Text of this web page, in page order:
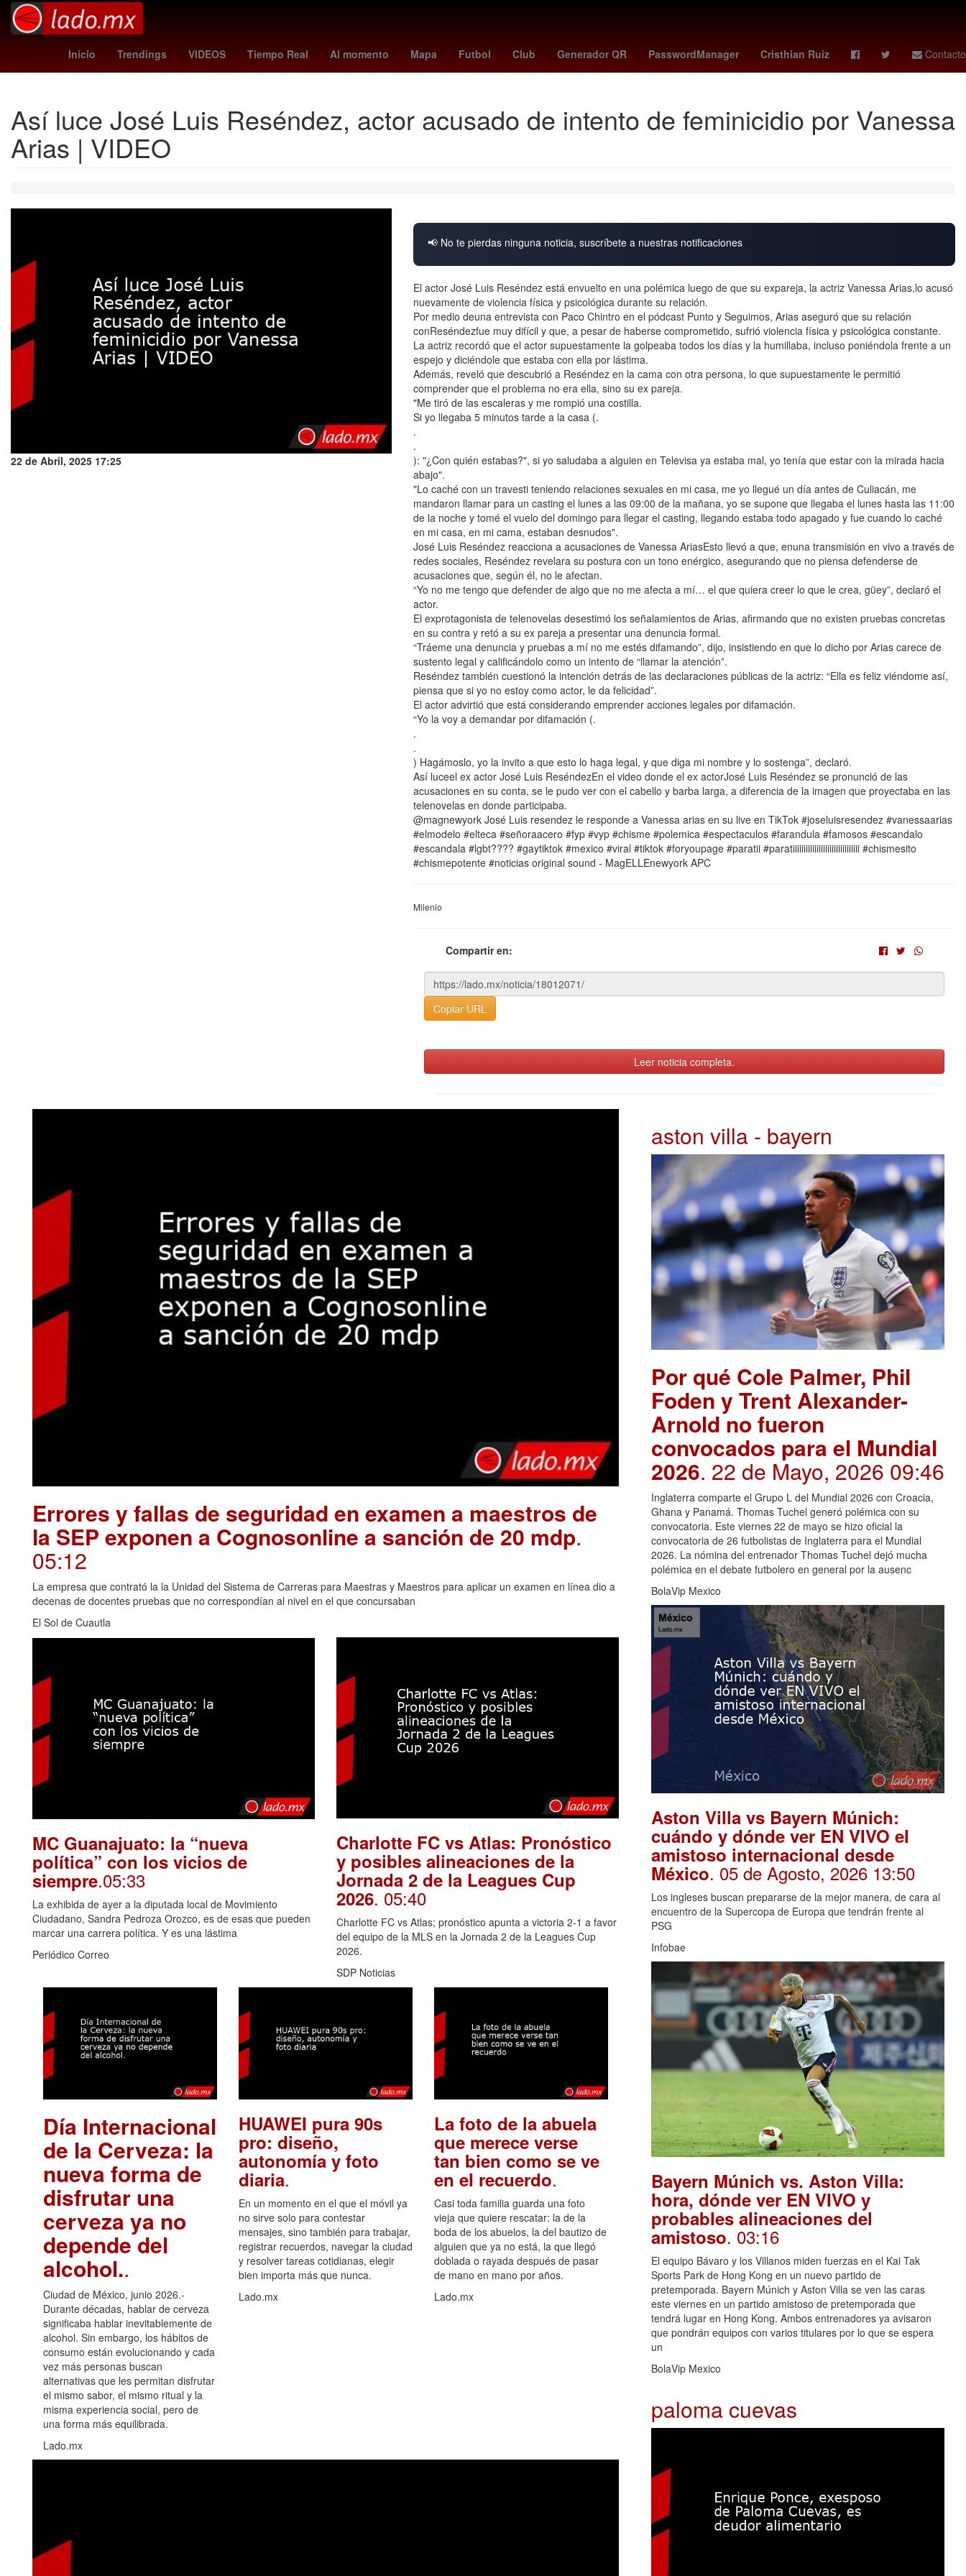
Inicio Trendings VIDEOS Tiempo Real Al momento Mapa Futbol Club Generador QR PasswordManager Cristhian Ruiz Contacto
Pau Gasol Ashley Grace Hanna Nicole Ha*Ash All-Star Game de la NBA John Gotti Tyus Jones Circuito de Zandvoort Owen Wilson
Así luce José Luis Reséndez, actor acusado de intento de feminicidio por Vanessa
Arias | VIDEO
22 de Abril, 2025 17:25
📢 No te pierdas ninguna noticia, suscríbete a nuestras notificaciones
El actor José Luis Reséndez está envuelto en una polémica luego de que su expareja, la actriz Vanessa Arias,lo acusó
nuevamente de violencia física y psicológica durante su relación.
Por medio deuna entrevista con Paco Chintro en el pódcast Punto y Seguimos, Arias aseguró que su relación
conReséndezfue muy difícil y que, a pesar de haberse comprometido, sufrió violencia física y psicológica constante.
La actriz recordó que el actor supuestamente la golpeaba todos los días y la humillaba, incluso poniéndola frente a un
espejo y diciéndole que estaba con ella por lástima.
Además, reveló que descubrió a Reséndez en la cama con otra persona, lo que supuestamente le permitió
comprender que el problema no era ella, sino su ex pareja.
"Me tiró de las escaleras y me rompió una costilla.
Si yo llegaba 5 minutos tarde a la casa (.
.
.
): "¿Con quién estabas?", si yo saludaba a alguien en Televisa ya estaba mal, yo tenía que estar con la mirada hacia
abajo".
"Lo caché con un travesti teniendo relaciones sexuales en mi casa, me yo llegué un día antes de Culiacán, me
mandaron llamar para un casting el lunes a las 09:00 de la mañana, yo se supone que llegaba el lunes hasta las 11:00
de la noche y tomé el vuelo del domingo para llegar el casting, llegando estaba todo apagado y fue cuando lo caché
en mi casa, en mi cama, estaban desnudos".
José Luis Reséndez reacciona a acusaciones de Vanessa AriasEsto llevó a que, enuna transmisión en vivo a través de
redes sociales, Reséndez revelara su postura con un tono enérgico, asegurando que no piensa defenderse de
acusaciones que, según él, no le afectan.
“Yo no me tengo que defender de algo que no me afecta a mí… el que quiera creer lo que le crea, güey”, declaró el
actor.
El exprotagonista de telenovelas desestimó los señalamientos de Arias, afirmando que no existen pruebas concretas
en su contra y retó a su ex pareja a presentar una denuncia formal.
“Tráeme una denuncia y pruebas a mí no me estés difamando”, dijo, insistiendo en que lo dicho por Arias carece de
sustento legal y calificándolo como un intento de “llamar la atención”.
Reséndez también cuestionó la intención detrás de las declaraciones públicas de la actriz: “Ella es feliz viéndome así,
piensa que si yo no estoy como actor, le da felicidad”.
El actor advirtió que está considerando emprender acciones legales por difamación.
“Yo la voy a demandar por difamación (.
.
.
) Hagámoslo, yo la invito a que esto lo haga legal, y que diga mi nombre y lo sostenga”, declaró.
Así luceel ex actor José Luis ReséndezEn el video donde el ex actorJosé Luis Reséndez se pronunció de las
acusaciones en su conta, se le pudo ver con el cabello y barba larga, a diferencia de la imagen que proyectaba en las
telenovelas en donde participaba.
@magnewyork José Luis resendez le responde a Vanessa arias en su live en TikTok #joseluisresendez #vanessaarias
#elmodelo #elteca #señoraacero #fyp #vyp #chisme #polemica #espectaculos #farandula #famosos #escandalo
#escandala #lgbt???? #gaytiktok #mexico #viral #tiktok #foryoupage #paratii #paratiiiiiiiiiiiiiiiiiiiiiiiiiiiiiii #chismesito
#chismepotente #noticias original sound - MagELLEnewyork APC
Milenio
Compartir en:
Copiar URL
Leer noticia completa.
Errores y fallas de seguridad en examen a maestros de
la SEP exponen a Cognosonline a sanción de 20 mdp.
05:12
La empresa que contrató la la Unidad del Sistema de Carreras para Maestras y Maestros para aplicar un examen en línea dio a
decenas de docentes pruebas que no correspondían al nivel en el que concursaban
El Sol de Cuautla
MC Guanajuato: la “nueva
política” con los vicios de
siempre.05:33
La exhibida de ayer a la diputada local de Movimiento
Ciudadano, Sandra Pedroza Orozco, es de esas que pueden
marcar una carrera política. Y es una lástima
Periódico Correo
Charlotte FC vs Atlas: Pronóstico
y posibles alineaciones de la
Jornada 2 de la Leagues Cup
2026. 05:40
Charlotte FC vs Atlas; pronóstico apunta a victoria 2-1 a favor
del equipo de la MLS en la Jornada 2 de la Leagues Cup
2026.
SDP Noticias
Día Internacional
de la Cerveza: la
nueva forma de
disfrutar una
cerveza ya no
depende del
alcohol..
Ciudad de México, junio 2026.-
Durante décadas, hablar de cerveza
significaba hablar inevitablemente de
alcohol. Sin embargo, los hábitos de
consumo están evolucionando y cada
vez más personas buscan
alternativas que les permitan disfrutar
el mismo sabor, el mismo ritual y la
misma experiencia social, pero de
una forma más equilibrada.
Lado.mx
HUAWEI pura 90s
pro: diseño,
autonomía y foto
diaria.
En un momento en el que el móvil ya
no sirve solo para contestar
mensajes, sino también para trabajar,
registrar recuerdos, navegar la ciudad
y resolver tareas cotidianas, elegir
bien importa más que nunca.
Lado.mx
La foto de la abuela
que merece verse
tan bien como se ve
en el recuerdo.
Casi toda familia guarda una foto
vieja que quiere rescatar: la de la
boda de los abuelos, la del bautizo de
alguien que ya no está, la que llegó
doblada o rayada después de pasar
de mano en mano por años.
Lado.mx
aston villa - bayern
Por qué Cole Palmer, Phil
Foden y Trent Alexander-
Arnold no fueron
convocados para el Mundial
2026. 22 de Mayo, 2026 09:46
Inglaterra comparte el Grupo L del Mundial 2026 con Croacia,
Ghana y Panamá. Thomas Tuchel generó polémica con su
convocatoria. Este viernes 22 de mayo se hizo oficial la
convocatoria de 26 futbolistas de Inglaterra para el Mundial
2026. La nómina del entrenador Thomas Tuchel dejó mucha
polémica en el debate futbolero en general por la ausenc
BolaVip Mexico
Aston Villa vs Bayern Múnich:
cuándo y dónde ver EN VIVO el
amistoso internacional desde
México. 05 de Agosto, 2026 13:50
Los ingleses buscan prepararse de la mejor manera, de cara al
encuentro de la Supercopa de Europa que tendrán frente al
PSG
Infobae
Bayern Múnich vs. Aston Villa:
hora, dónde ver EN VIVO y
probables alineaciones del
amistoso. 03:16
El equipo Bávaro y los Villanos miden fuerzas en el Kai Tak
Sports Park de Hong Kong en un nuevo partido de
pretemporada. Bayern Múnich y Aston Villa se ven las caras
este viernes en un partido amistoso de pretemporada que
tendrá lugar en Hong Kong. Ambos entrenadores ya avisaron
que pondrán equipos con varios titulares por lo que se espera
un
BolaVip Mexico
paloma cuevas